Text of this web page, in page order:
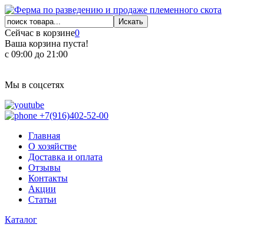
Сейчас в корзине0
Ваша корзина пуста!
с 09:00 до 21:00
Мы в соцсетях
+7(916)402-52-00
Главная
О хозяйстве
Доставка и оплата
Отзывы
Контакты
Акции
Статьи
Каталог